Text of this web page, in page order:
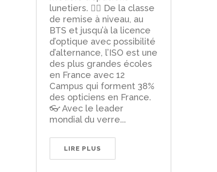
lunetiers. 🙎‍♂️ De la classe
de remise à niveau, au
BTS et jusqu’à la licence
d’optique avec possibilité
d’alternance, l’ISO est une
des plus grandes écoles
en France avec 12
Campus qui forment 38%
des opticiens en France.
👓 Avec le leader
mondial du verre...
LIRE PLUS